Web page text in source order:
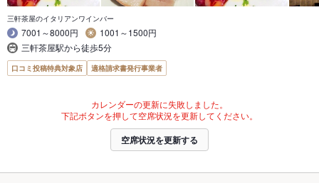
三軒茶屋のイタリアンワインバー
7001～8000円
1001～1500円
三軒茶屋駅から徒歩5分
口コミ投稿特典対象店 適格請求書発行事業者
カレンダーの更新に失敗しました。
下記ボタンを押して空席状況を更新してください。
空席状況を更新する